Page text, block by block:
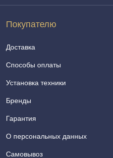
Покупателю
Доставка
Способы оплаты
Установка техники
Бренды
Гарантия
О персональных данных
Самовывоз